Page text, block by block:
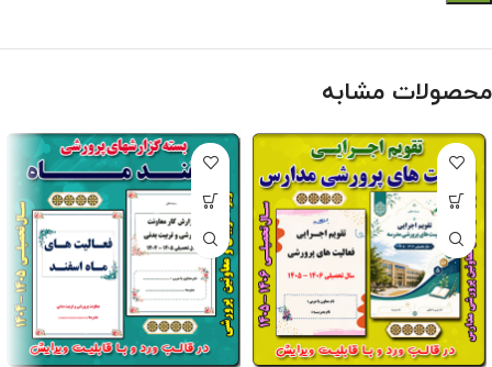
محصولات مشابه